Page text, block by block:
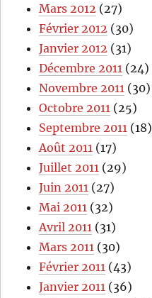
Mars 2012 (27)
Février 2012 (30)
Janvier 2012 (31)
Décembre 2011 (24)
Novembre 2011 (30)
Octobre 2011 (25)
Septembre 2011 (18)
Août 2011 (17)
Juillet 2011 (29)
Juin 2011 (27)
Mai 2011 (32)
Avril 2011 (31)
Mars 2011 (30)
Février 2011 (43)
Janvier 2011 (36)